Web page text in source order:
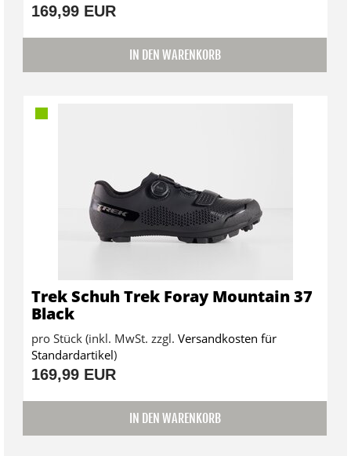
169,99 EUR
IN DEN WARENKORB
Trek Schuh Trek Foray Mountain 37
Black
pro Stück (inkl. MwSt. zzgl. Versandkosten für
Standardartikel)
169,99 EUR
IN DEN WARENKORB